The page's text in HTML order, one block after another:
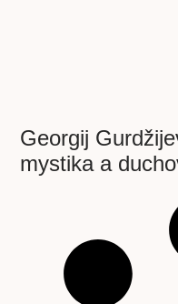
Georgij
mystika a